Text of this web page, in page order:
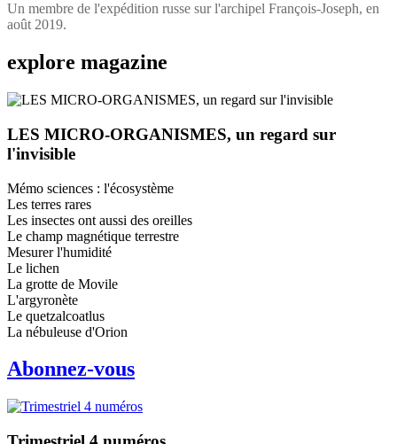
Un membre de l'expédition russe sur l'archipel François-Joseph, en
août 2019.
explore magazine
LES MICRO-ORGANISMES, un regard sur
l'invisible
Mémo sciences : l'écosystème
Les terres rares
Les insectes ont aussi des oreilles
Le champ magnétique terrestre
Mesurer l'humidité
Le lichen
La grotte de Movile
L'argyronète
Le quetzalcoatlus
La nébuleuse d'Orion
Abonnez-vous